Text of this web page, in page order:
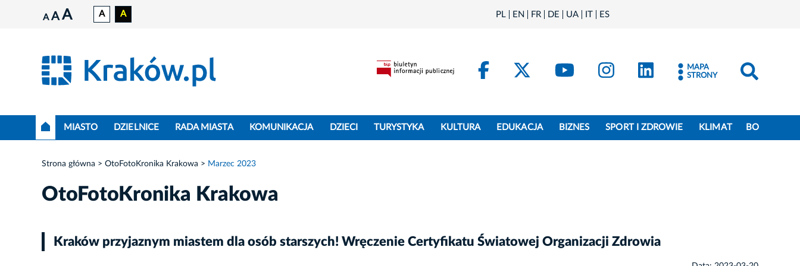
A A A A A PL EN FR DE UA IT ES
FacebookKraków - X
Kraków - YouTube
Kraków - Instagram
Kraków - LinkedIn
MAPA
STRONY
MIASTO DZIELNICE RADA MIASTA KOMUNIKACJA DZIECI TURYSTYKA KULTURA EDUKACJA BIZNES SPORT I ZDROWIE KLIMAT BO
Strona główna OtoFotoKronika Krakowa Marzec 2023
OtoFotoKronika Krakowa
Kraków przyjaznym miastem dla osób starszych! Wręczenie Certyfikatu Światowej Organizacji Zdrowia